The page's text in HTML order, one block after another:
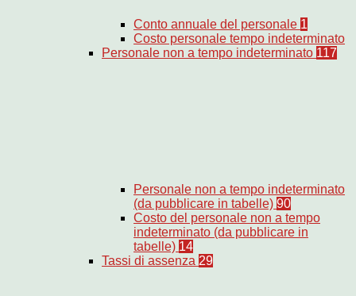
Conto annuale del personale 1
Costo personale tempo indeterminato
Personale non a tempo indeterminato 117
Personale non a tempo indeterminato
(da pubblicare in tabelle) 90
Costo del personale non a tempo
indeterminato (da pubblicare in
tabelle) 14
Tassi di assenza 29